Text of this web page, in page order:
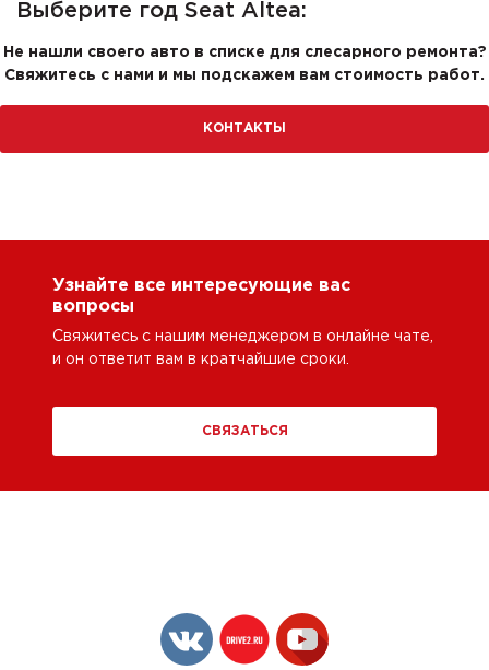
Выберите год Seat Altea:
Не нашли своего авто в списке для слесарного ремонта?
Свяжитесь с нами и мы подскажем вам стоимость работ.
КОНТАКТЫ
Узнайте все интересующие вас
вопросы
Свяжитесь с нашим менеджером в онлайне чате,
и он ответит вам в кратчайшие сроки.
СВЯЗАТЬСЯ